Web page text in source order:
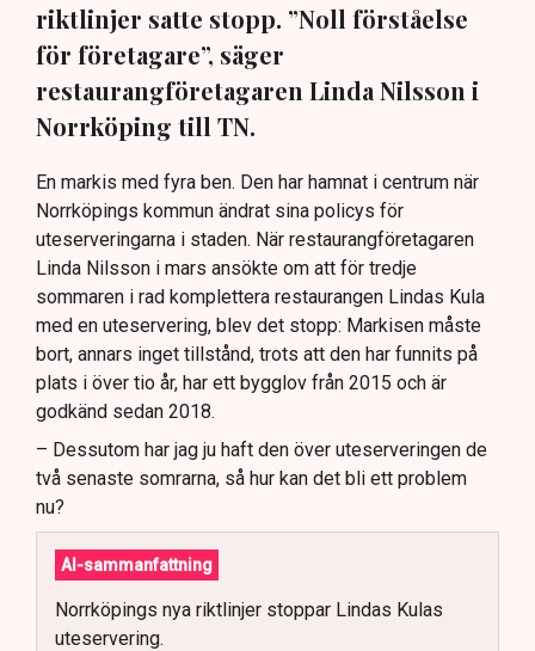
riktlinjer satte stopp. ”Noll förståelse
för företagare”, säger
restaurangföretagaren Linda Nilsson i
Norrköping till TN.
En markis med fyra ben. Den har hamnat i centrum när
Norrköpings kommun ändrat sina policys för
uteserveringarna i staden. När restaurangföretagaren
Linda Nilsson i mars ansökte om att för tredje
sommaren i rad komplettera restaurangen Lindas Kula
med en uteservering, blev det stopp: Markisen måste
bort, annars inget tillstånd, trots att den har funnits på
plats i över tio år, har ett bygglov från 2015 och är
godkänd sedan 2018.
– Dessutom har jag ju haft den över uteserveringen de
två senaste somrarna, så hur kan det bli ett problem
nu?
AI-sammanfattning
Norrköpings nya riktlinjer stoppar Lindas Kulas
uteservering.